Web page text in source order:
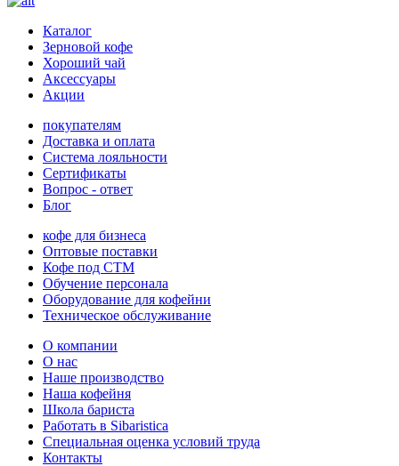
Каталог
Зерновой кофе
Хороший чай
Аксессуары
Акции
покупателям
Доставка и оплата
Система лояльности
Сертификаты
Вопрос - ответ
Блог
кофе для бизнеса
Оптовые поставки
Кофе под СТМ
Обучение персонала
Оборудование для кофейни
Техническое обслуживание
О компании
О нас
Наше производство
Наша кофейня
Школа бариста
Работать в Sibaristica
Специальная оценка условий труда
Контакты